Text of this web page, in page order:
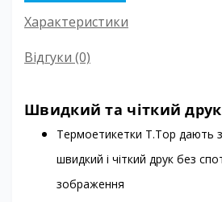
Характеристики
Відгуки (0)
Швидкий та чіткий друк
Термоетикетки T.Top дають
швидкий і чіткий друк без
зображення